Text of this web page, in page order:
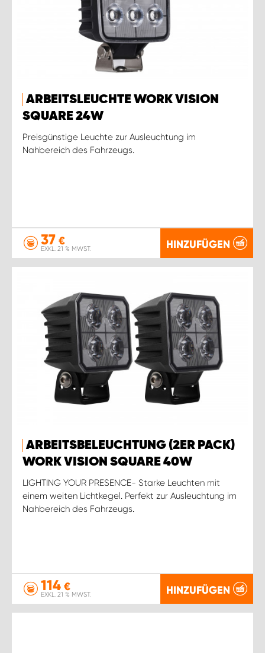
ARBEITSLEUCHTE WORK VISION
SQUARE 24W
Preisgünstige Leuchte zur Ausleuchtung im
Nahbereich des Fahrzeugs.
37 €
EXKL. 21 % MWST. HINZUFÜGEN
ARBEITSBELEUCHTUNG (2ER PACK)
WORK VISION SQUARE 40W
LIGHTING YOUR PRESENCE- Starke Leuchten mit
einem weiten Lichtkegel. Perfekt zur Ausleuchtung im
Nahbereich des Fahrzeugs.
114 €
EXKL. 21 % MWST. HINZUFÜGEN